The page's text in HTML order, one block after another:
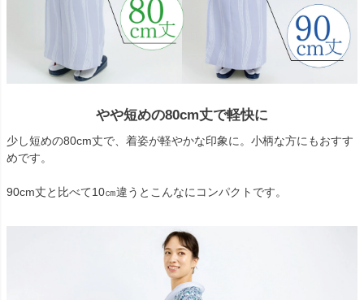
やや短めの80cm丈で軽快に
少し短めの80cm丈で、着姿が軽やかな印象に。小柄な方にもおすす
めです。
90cm丈と比べて10㎝違うとこんなにコンパクトです。